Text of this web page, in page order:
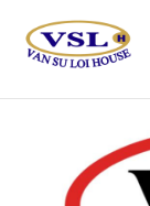
content